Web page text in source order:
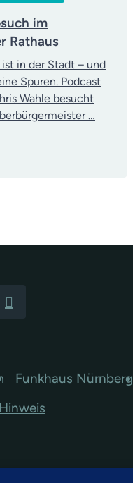
im
Rathaus
in der Stadt – und
Spuren. Podcast
Wahle besucht
…
Funkhaus Nürnberg